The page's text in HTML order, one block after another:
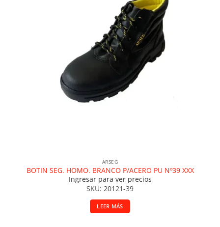
ARSEG
BOTIN SEG. HOMO. BRANCO P/ACERO PU Nº39 XXX
Ingresar para ver precios
SKU: 20121-39
LEER MÁS